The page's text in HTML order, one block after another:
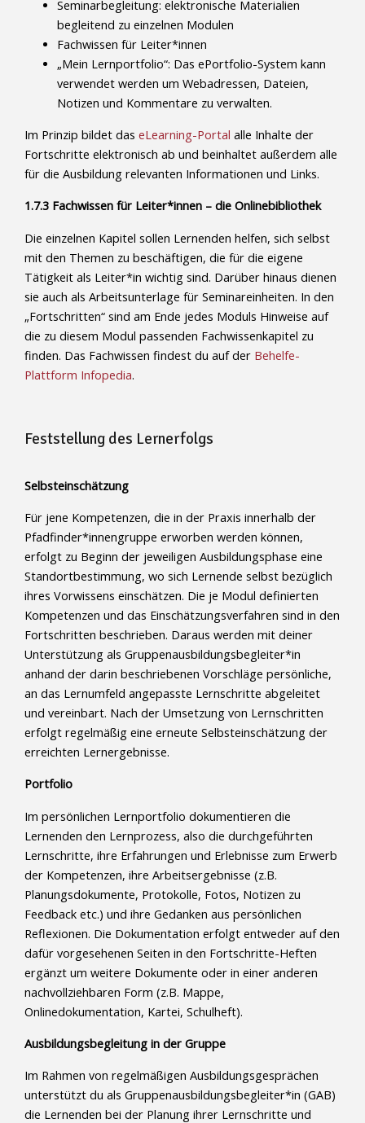
Seminarbegleitung: elektronische Materialien
begleitend zu einzelnen Modulen
Fachwissen für Leiter*innen
„Mein Lernportfolio“: Das ePortfolio-System kann
verwendet werden um Webadressen, Dateien,
Notizen und Kommentare zu verwalten.
Im Prinzip bildet das eLearning-Portal alle Inhalte der
Fortschritte elektronisch ab und beinhaltet außerdem alle
für die Ausbildung relevanten Informationen und Links.
1.7.3 Fachwissen für Leiter*innen – die Onlinebibliothek
Die einzelnen Kapitel sollen Lernenden helfen, sich selbst
mit den Themen zu beschäftigen, die für die eigene
Tätigkeit als Leiter*in wichtig sind. Darüber hinaus dienen
sie auch als Arbeitsunterlage für Seminareinheiten. In den
„Fortschritten“ sind am Ende jedes Moduls Hinweise auf
die zu diesem Modul passenden Fachwissenkapitel zu
finden. Das Fachwissen findest du auf der Behelfe-
Plattform Infopedia.
Feststellung des Lernerfolgs
Selbsteinschätzung
Für jene Kompetenzen, die in der Praxis innerhalb der
Pfadfinder*innengruppe erworben werden können,
erfolgt zu Beginn der jeweiligen Ausbildungsphase eine
Standortbestimmung, wo sich Lernende selbst bezüglich
ihres Vorwissens einschätzen. Die je Modul definierten
Kompetenzen und das Einschätzungsverfahren sind in den
Fortschritten beschrieben. Daraus werden mit deiner
Unterstützung als Gruppenausbildungsbegleiter*in
anhand der darin beschriebenen Vorschläge persönliche,
an das Lernumfeld angepasste Lernschritte abgeleitet
und vereinbart. Nach der Umsetzung von Lernschritten
erfolgt regelmäßig eine erneute Selbsteinschätzung der
erreichten Lernergebnisse.
Portfolio
Im persönlichen Lernportfolio dokumentieren die
Lernenden den Lernprozess, also die durchgeführten
Lernschritte, ihre Erfahrungen und Erlebnisse zum Erwerb
der Kompetenzen, ihre Arbeitsergebnisse (z.B.
Planungsdokumente, Protokolle, Fotos, Notizen zu
Feedback etc.) und ihre Gedanken aus persönlichen
Reflexionen. Die Dokumentation erfolgt entweder auf den
dafür vorgesehenen Seiten in den Fortschritte-Heften
ergänzt um weitere Dokumente oder in einer anderen
nachvollziehbaren Form (z.B. Mappe,
Onlinedokumentation, Kartei, Schulheft).
Ausbildungsbegleitung in der Gruppe
Im Rahmen von regelmäßigen Ausbildungsgesprächen
unterstützt du als Gruppenausbildungsbegleiter*in (GAB)
die Lernenden bei der Planung ihrer Lernschritte und